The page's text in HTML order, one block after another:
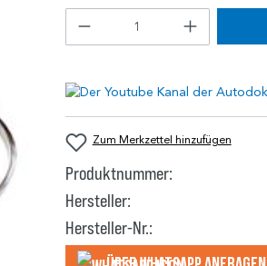
Zum Merkzettel hinzufügen
Produktnummer:
Hersteller:
Hersteller-Nr.: